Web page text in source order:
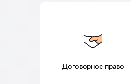
Договорное право